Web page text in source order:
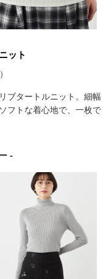
ット
ブタートルニット。細幅
フトな着心地で、一枚で
-